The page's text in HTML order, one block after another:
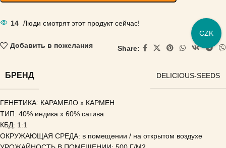
14 Люди смотрят этот продукт сейчас!
Добавить в пожелания Share:
БРЕНД DELICIOUS-SEEDS
ГЕНЕТИКА: КАРАМЕЛО x КАРМЕН
ТИП: 40% индика x 60% сатива
КБД: 1:1
ОКРУЖАЮЩАЯ СРЕДА: в помещении / на открытом воздухе
CZK